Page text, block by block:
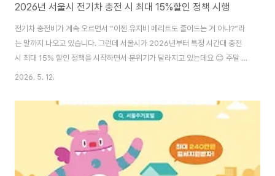
2026년 서울시 전기차 충전 시 최대 15%할인 정책 시행
전기차 충전비가 계속 오르면서 “이젠 유지비 메리트도 줄어드는 거 아냐?”라
는 말까지 나오고 있습니다. 그런데 서울시가 2026년부터 특정 시간대 충전
시 최대 15% 할인 정책을 시작하면서 분위기가 달라지고 있는데요 😊 주말 충
전 루틴만 바꿔도 한 달 충전비가 꽤 줄어들 수 있어 지금 꼭 체크해보셔야 합니
전기차 충전요금 할인 정책은 2026년 5월 9일부터 시행됩니다. 이번 정책은
전력 사용이 비교적 여유로운 시간대에 충전을 유도해 에너지 효율을 높이고
시민 부담을 줄이기 위한 목적을 담고 있습니다. 특히 전기차 이용자가 빠르게
늘어나면서 충전 인프라 운영 효율도 중요해졌는데요. 단순한 이벤트 수준이
아니라 앞으로 확대 ..
2026. 5. 12.